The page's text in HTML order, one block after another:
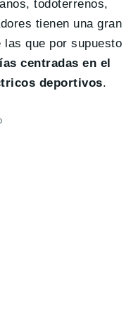
todoterrenos,
tienen una gran
que por supuesto
centradas en el
deportivos.